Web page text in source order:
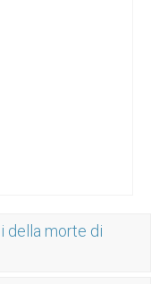
della morte di